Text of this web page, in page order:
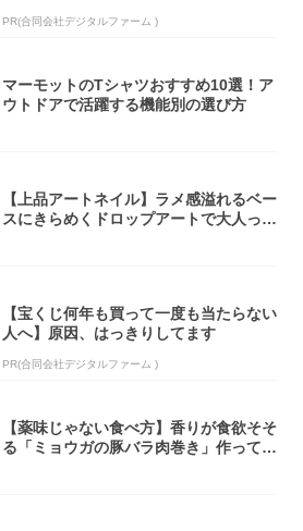
PR(合同会社デジタルファーム )
マーモットのTシャツおすすめ10選！ア
ウトドアで活躍する機能別の選び方
【上品アートネイル】ラメ感溢れるベー
スにきらめくドロップアートで大人っぽ
【宝くじ何年も買って一度も当たらない
人へ】原因、はっきりしてます
PR(合同会社デジタルファーム )
【薬味じゃない食べ方】香りが食欲そそ
る「ミョウガの豚バラ肉巻き」作ってみ